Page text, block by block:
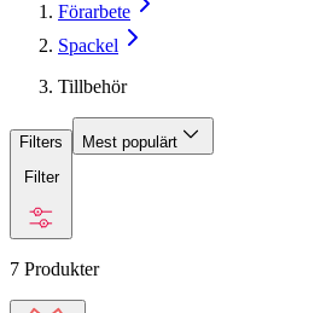
Förarbete
Spackel
Tillbehör
Filters
Filter
Mest populärt
7 Produkter